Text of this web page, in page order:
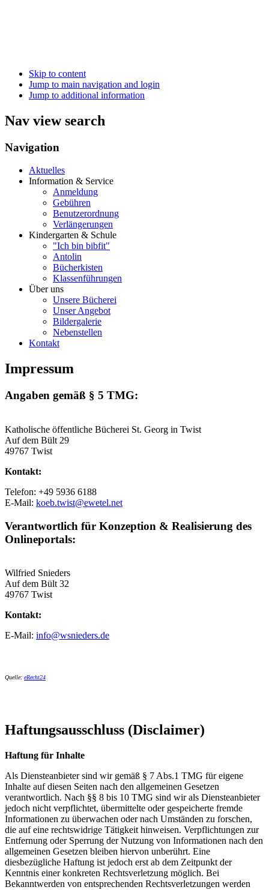
Skip to content
Jump to main navigation and login
Jump to additional information
Nav view search
Navigation
Aktuelles
Information & Service
Anmeldung
Gebühren
Benutzerordnung
Verlängerungen
Kindergarten & Schule
"Ich bin bibfit"
Antolin
Bücherkisten
Klassenführungen
Über uns
Unsere Bücherei
Unser Angebot
Bildergalerie
Nebenstellen
Kontakt
Impressum
Angaben gemäß § 5 TMG:
Katholische öffentliche Bücherei St. Georg in Twist
Auf dem Bült 29
49767 Twist
Kontakt:
Telefon: +49 5936 6188
E-Mail: koeb.twist@ewetel.net
Verantwortlich für Konzeption & Realisierung des
Onlineportals:
Wilfried Snieders
Auf dem Bült 32
49767 Twist
Kontakt:
E-Mail: info@wsnieders.de
Quelle: eRecht24
Haftungsausschluss (Disclaimer)
Haftung für Inhalte
Als Diensteanbieter sind wir gemäß § 7 Abs.1 TMG für eigene
Inhalte auf diesen Seiten nach den allgemeinen Gesetzen
verantwortlich. Nach §§ 8 bis 10 TMG sind wir als Diensteanbieter
jedoch nicht verpflichtet, übermittelte oder gespeicherte fremde
Informationen zu überwachen oder nach Umständen zu forschen,
die auf eine rechtswidrige Tätigkeit hinweisen. Verpflichtungen zur
Entfernung oder Sperrung der Nutzung von Informationen nach den
allgemeinen Gesetzen bleiben hiervon unberührt. Eine
diesbezügliche Haftung ist jedoch erst ab dem Zeitpunkt der
Kenntnis einer konkreten Rechtsverletzung möglich. Bei
Bekanntwerden von entsprechenden Rechtsverletzungen werden